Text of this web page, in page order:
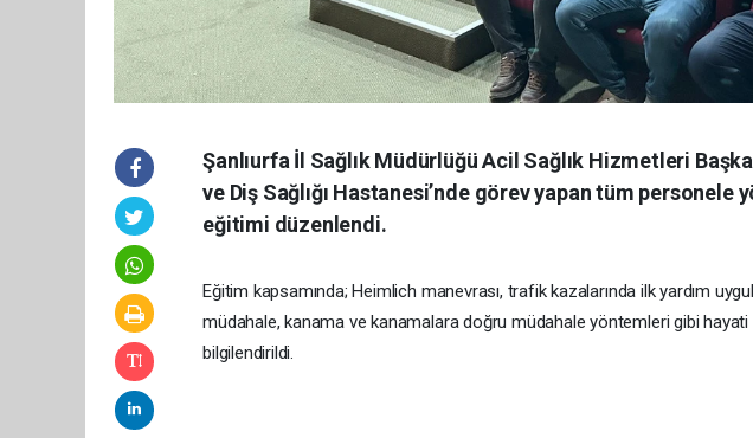
Şanlıurfa İl Sağlık Müdürlüğü Acil Sağlık Hizmetleri
ve Diş Sağlığı Hastanesi’nde görev yapan tüm personele
eğitimi düzenlendi.
Eğitim kapsamında; Heimlich manevrası, trafik kazalarında ilk yardım
müdahale, kanama ve kanamalara doğru müdahale yöntemleri gibi
bilgilendirildi.